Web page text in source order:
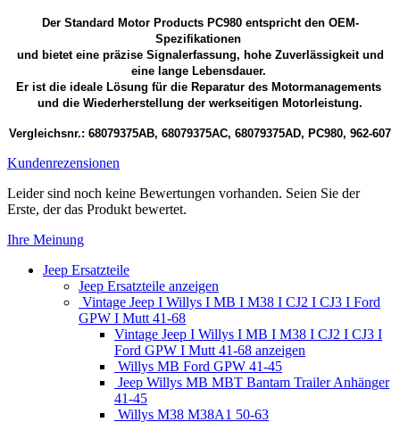
Der Standard Motor Products PC980 entspricht den OEM-
Spezifikationen
und bietet eine präzise Signalerfassung, hohe Zuverlässigkeit und
eine lange Lebensdauer.
Er ist die ideale Lösung für die Reparatur des Motormanagements
und die Wiederherstellung der werkseitigen Motorleistung.
Vergleichsnr.: 68079375AB, 68079375AC, 68079375AD, PC980, 962-607
Kundenrezensionen
Leider sind noch keine Bewertungen vorhanden. Seien Sie der
Erste, der das Produkt bewertet.
Ihre Meinung
Jeep Ersatzteile
Jeep Ersatzteile anzeigen
Vintage Jeep I Willys I MB I M38 I CJ2 I CJ3 I Ford
GPW I Mutt 41-68
Vintage Jeep I Willys I MB I M38 I CJ2 I CJ3 I
Ford GPW I Mutt 41-68 anzeigen
Willys MB Ford GPW 41-45
Jeep Willys MB MBT Bantam Trailer Anhänger
41-45
Willys M38 M38A1 50-63